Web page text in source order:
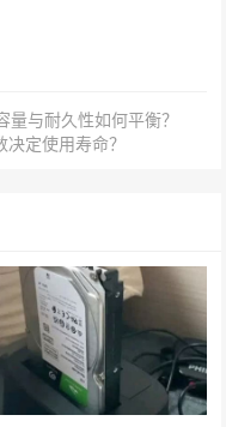
量与耐久性如何平衡？
定使用寿命？